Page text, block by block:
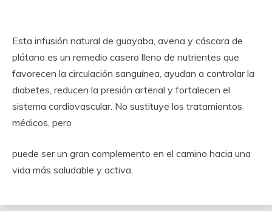
Esta infusión natural de guayaba, avena y cáscara de
plátano es un remedio casero lleno de nutrientes que
favorecen la circulación sanguínea, ayudan a controlar la
diabetes, reducen la presión arterial y fortalecen el
sistema cardiovascular. No sustituye los tratamientos
médicos, pero
puede ser un gran complemento en el camino hacia una
vida más saludable y activa.